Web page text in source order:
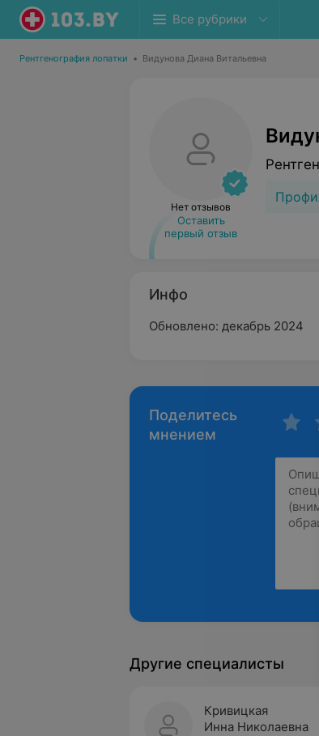
Все рубрики
Рентгенография лопатки • Видунова Диана Витальевна
Нет отзывов
Оставить
первый отзыв
Инфо
Обновлено: декабрь 2024
Поделитесь
мнением
Другие специалисты
Кривицкая
Инна Николаевна